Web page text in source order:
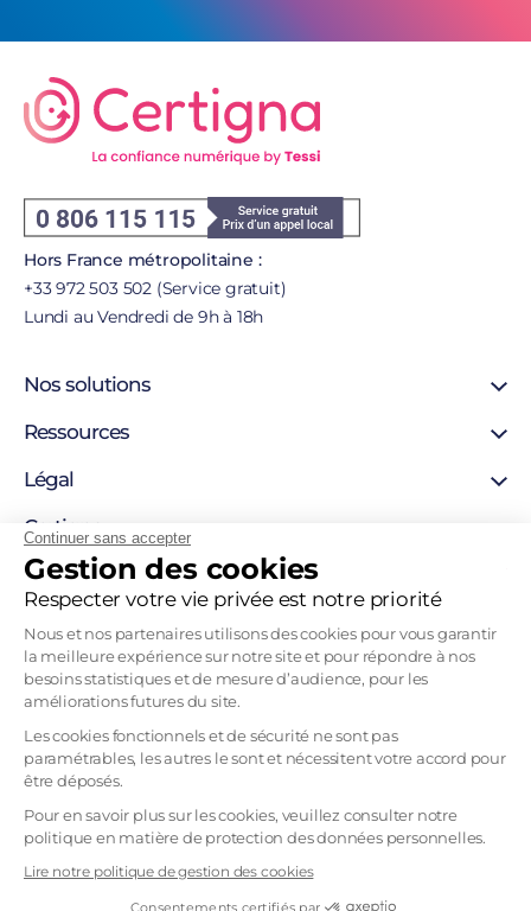
Continuer sans accepter
Gestion des cookies
Respecter votre vie privée est notre priorité
Nous et nos partenaires utilisons des cookies pour vous garantir
la meilleure expérience sur notre site et pour répondre à nos
besoins statistiques et de mesure d’audience, pour les
améliorations futures du site.
Les cookies fonctionnels et de sécurité ne sont pas
paramétrables, les autres le sont et nécessitent votre accord pour
être déposés.
Pour en savoir plus sur les cookies, veuillez consulter notre
politique en matière de protection des données personnelles.
Lire notre politique de gestion des cookies
Consentements certifiés par
Hors France métropolitaine :
+33 972 503 502 (Service gratuit)
Lundi au Vendredi de 9h à 18h
Nos solutions
Certificat SSL
Certificat personne physique
Hébergement sécurisée
Solutions pour développeurs
Ressources
Support
Blog
Légal
Mentions légales
Autorités de certification
Liste de révocation
Politique d’horodatage
Politique de certification
Tableau Garanties HDS
Certigna
À propos
Pourquoi nous choisir
Recrutement
Mentions légales
CGVU
CGU
Politique d’utilisation des données personnelles
Politique de confidentialité 2D-ORIGIN
Gestion des cookies